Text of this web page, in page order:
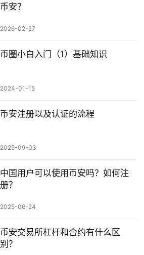
币安？
2026-02-27
币圈小白入门（1）基础知识
2024-01-15
币安注册以及认证的流程
2025-09-03
中国用户可以使用币安吗？如何注
册？
2025-06-24
币安交易所杠杆和合约有什么区
别？